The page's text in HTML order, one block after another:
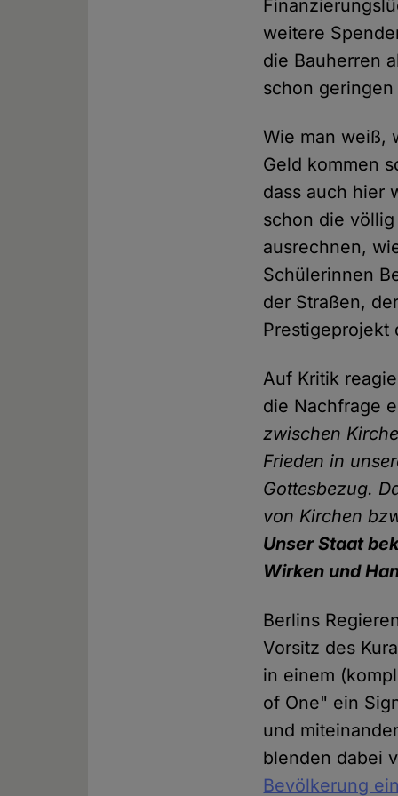
weitere
die Bauherren
schon
Wie man weiß,
Geld kommen
dass auch hier
schon die
ausrechnen,
Schülerinnen
der Straßen,
Prestigeprojekt
Auf Kritik
die Nachfrage
zwischen
Frieden in
Gottesbezug.
von Kirchen
Unser Staat
Wirken und
Berlins
Vorsitz des
in einem
of One" ein
und
blenden dabei
Bevölkerung